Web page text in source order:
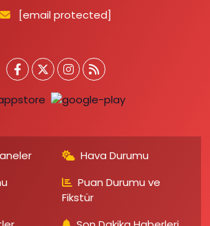
[email protected]
Hava Durumu
Puan Durumu ve
Fikstür